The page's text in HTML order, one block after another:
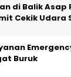
di Balik Asap
Cekik Udara
Buruk